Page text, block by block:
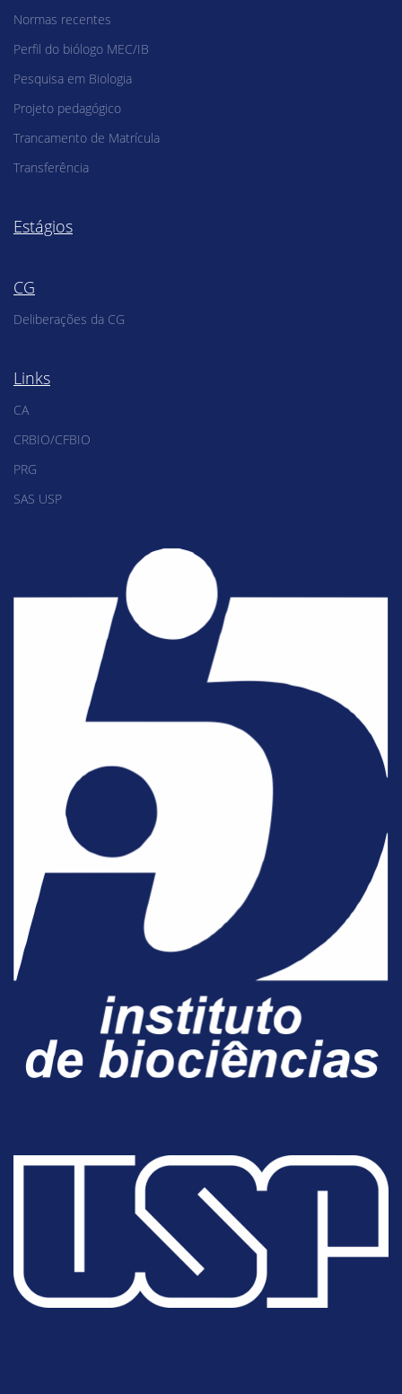
Normas recentes
Perfil do biólogo MEC/IB
Pesquisa em Biologia
Projeto pedagógico
Trancamento de Matrícula
Transferência
Estágios
CG
Deliberações da CG
Links
CA
CRBIO/CFBIO
PRG
SAS USP